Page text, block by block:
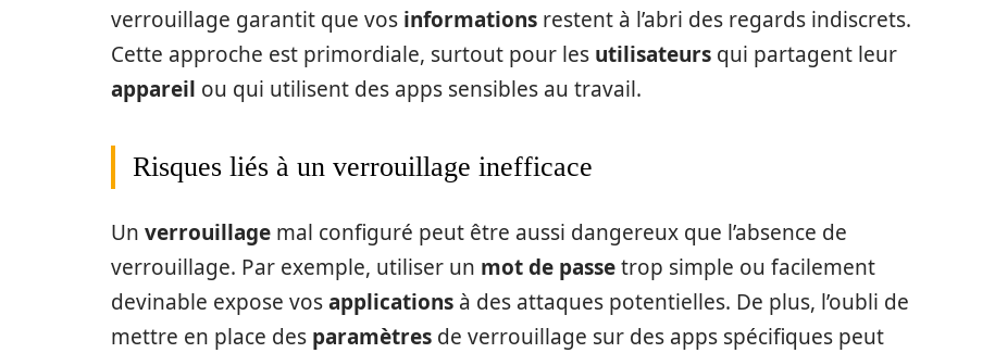
verrouillage garantit que vos informations restent à l’abri des regards indiscrets.
Cette approche est primordiale, surtout pour les utilisateurs qui partagent leur
appareil ou qui utilisent des apps sensibles au travail.
Risques liés à un verrouillage inefficace
Un verrouillage mal configuré peut être aussi dangereux que l’absence de
verrouillage. Par exemple, utiliser un mot de passetrop simple ou facilement
devinable expose vosapplications à des attaques potentielles. De plus, l’oubli de
mettre en place des paramètres de verrouillage sur des apps spécifiques peut